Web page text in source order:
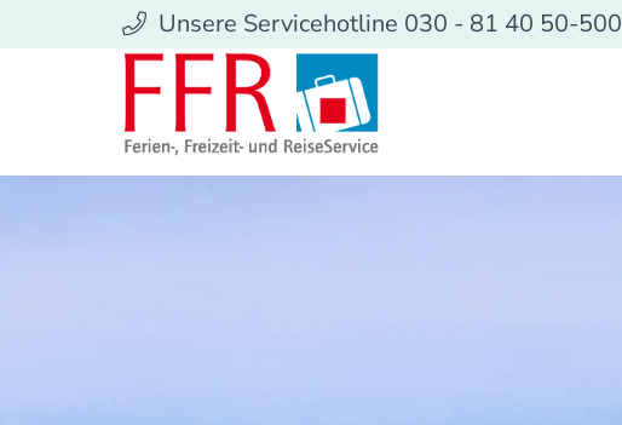
Unsere Servicehotline 030 - 81 40 50-500